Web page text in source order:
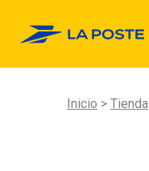
Inicio Tienda